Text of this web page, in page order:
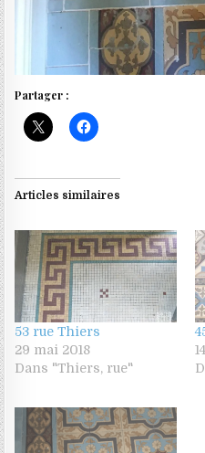
Partager :
Articles similaires
53 rue Thiers
29 mai 2018
Dans "Thiers, rue"